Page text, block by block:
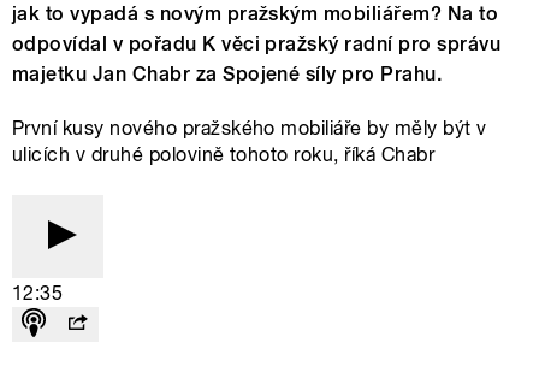
jak to vypadá s novým pražským mobiliářem? Na to
odpovídal v pořadu K věci pražský radní pro správu
majetku Jan Chabr za Spojené síly pro Prahu.
První kusy nového pražského mobiliáře by měly být v
ulicích v druhé polovině tohoto roku, říká Chabr
12:35